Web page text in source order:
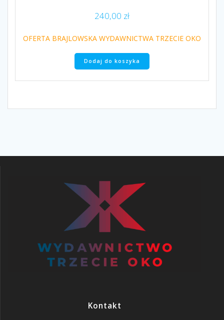
240,00 zł
OFERTA BRAJLOWSKA WYDAWNICTWA TRZECIE OKO
Dodaj do koszyka
Kontakt